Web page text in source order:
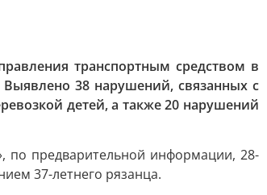
транспортным средством в
38 нарушений, связанных с
детей, а также 20 нарушений
по предварительной информации, 28-
37-летнего рязанца.